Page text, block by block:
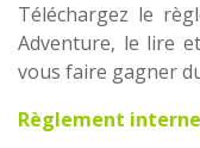
Téléchargez le
Adventure, le lire
vous faire gagner
Règlement interne